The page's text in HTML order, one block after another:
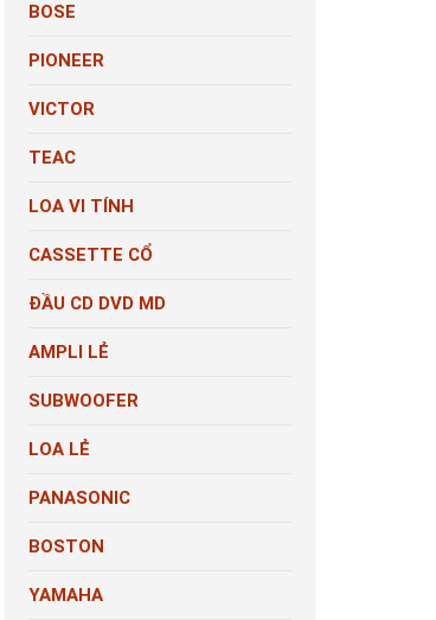
BOSE
PIONEER
VICTOR
TEAC
LOA VI TÍNH
CASSETTE CỔ
ĐẦU CD DVD MD
AMPLI LẺ
SUBWOOFER
LOA LẺ
PANASONIC
BOSTON
YAMAHA